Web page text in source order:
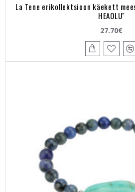
La Tene erikollektsioon käekett
HEAOLU"
27.70€